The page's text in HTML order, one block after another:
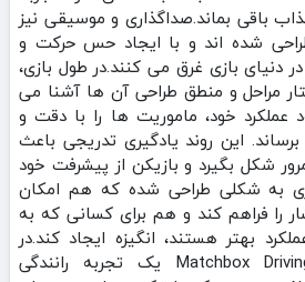
باقی بماند.صداگذاری و موسیقی نیز
شده‌ اند و با ایجاد حس حرکت و
دنیای بازی غرق می‌ کنند.در طول بازی،
مراحل و منطق طراحی آن‌ ها آشنا می‌
عملکرد خود، ماموریت‌ ها را با دقت و
این روند یادگیری تدریجی باعث
شکل بگیرد و بازیکن از پیشرفت خود
به شکلی طراحی شده که هم امکان
را فراهم کند و هم برای کسانی که به
بهتر هستند، انگیزه ایجاد کند.در
مجموع، Matchbox Driving Adventures یک تجربه رانندگی